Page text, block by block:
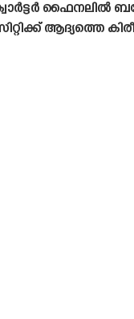
ഫൈനലിൽ
ആദ്യത്തെ